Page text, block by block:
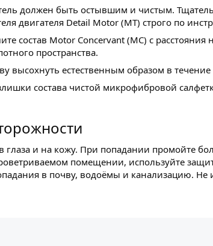
должен быть остывшим и чистым.
двигателя Detail Motor (MT) строго по
состав Motor Concervant (MC) с расстояния
пространства.
высохнуть естественным образом в
состава чистой микрофибровой
глаза и на кожу. При попадании промойте
помещении, используйте
в почву, водоёмы и канализацию. Не